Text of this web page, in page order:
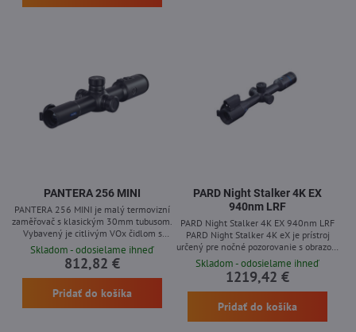
PANTERA 256 MINI
PANTERA 256 MINI je malý termovizní
zaměřovač s klasickým 30mm tubusom.
Vybavený je citlivým VOx čidlom s
parametrom NETD ≤ 15 mK a OLED
obrazovkou v rozlíšení 1920 × 1080 px.
Praktické bočné zaostrenie umožňuje
jednoduché doladenie ostrosti bez
nutnosti meniť si strelnícku polohu.
Skladom - odosielame ihneď
812,82 €
Pridať do košíka
PARD Night Stalker 4K EX
940nm LRF
PARD Night Stalker 4K EX 940nm LRF
PARD Night Stalker 4K eX je prístroj
určený pre nočné pozorovanie s obrazom
v rozlíšení 4K, ktorý disponuje
zabudovaným laserovým diaľkomerom a
pokročilými funkciami pre presnosť pri
lovidle aj monitorovaní zvery. Kombinuje
robustnú konštrukciu s dlhodobou
Skladom - odosielame ihneď
1219,42 €
Pridať do košíka